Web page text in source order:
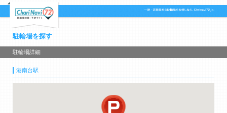
駐輪場を探す
駐輪場詳細
港南台駅